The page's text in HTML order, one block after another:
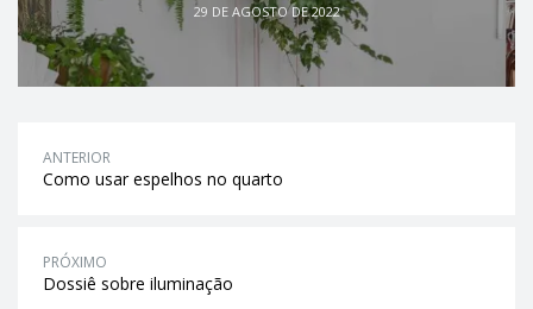
29 DE AGOSTO DE 2022
ANTERIOR
Como usar espelhos no quarto
PRÓXIMO
Dossiê sobre iluminação